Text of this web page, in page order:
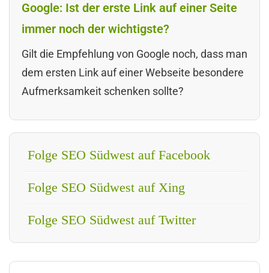
Google: Ist der erste Link auf einer Seite
immer noch der wichtigste?
Gilt die Empfehlung von Google noch, dass man
dem ersten Link auf einer Webseite besondere
Aufmerksamkeit schenken sollte?
Folge SEO Südwest auf Facebook
Folge SEO Südwest auf Xing
Folge SEO Südwest auf Twitter